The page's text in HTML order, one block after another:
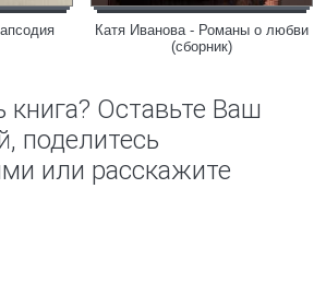
Катя Иванова - Романы о любви
(сборник)
книга? Оставьте Ваш
поделитесь
или расскажите